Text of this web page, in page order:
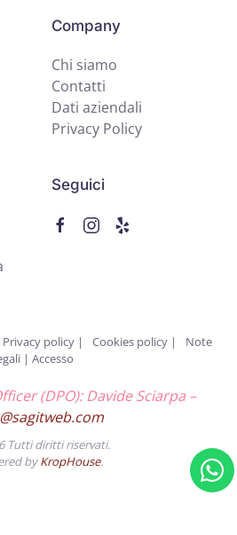
Company
Chi siamo
Contatti
Dati aziendali
Privacy Policy
Seguici
Privacy policy | Cookies policy |
Note
| Accesso
(DPO): Davide Sciarpa –
Tutti diritti riservati.
byKropHouse.